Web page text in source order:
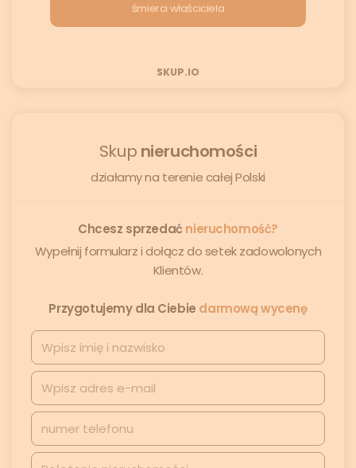
śmierci właściciela
SKUP.IO
Skup nieruchomości
działamy na terenie całej Polski
Chcesz sprzedaćnieruchomość?
Wypełnij formularz i dołącz do setek zadowolonych
Klientów.
Przygotujemy dla Ciebie darmową wycenę